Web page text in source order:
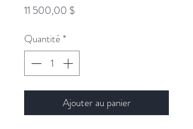
11 500,00 $Prix
Quantité*
Ajouter au panier